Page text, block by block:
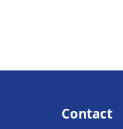
Contact